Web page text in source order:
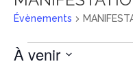
Évènements
Évènements
À venir